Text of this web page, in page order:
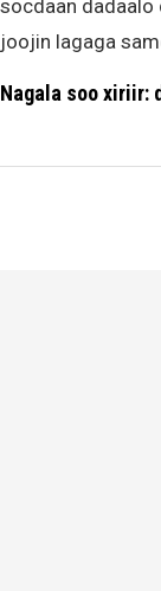
socdaan dadaalo
joojin lagaga
Nagala soo xiriir: